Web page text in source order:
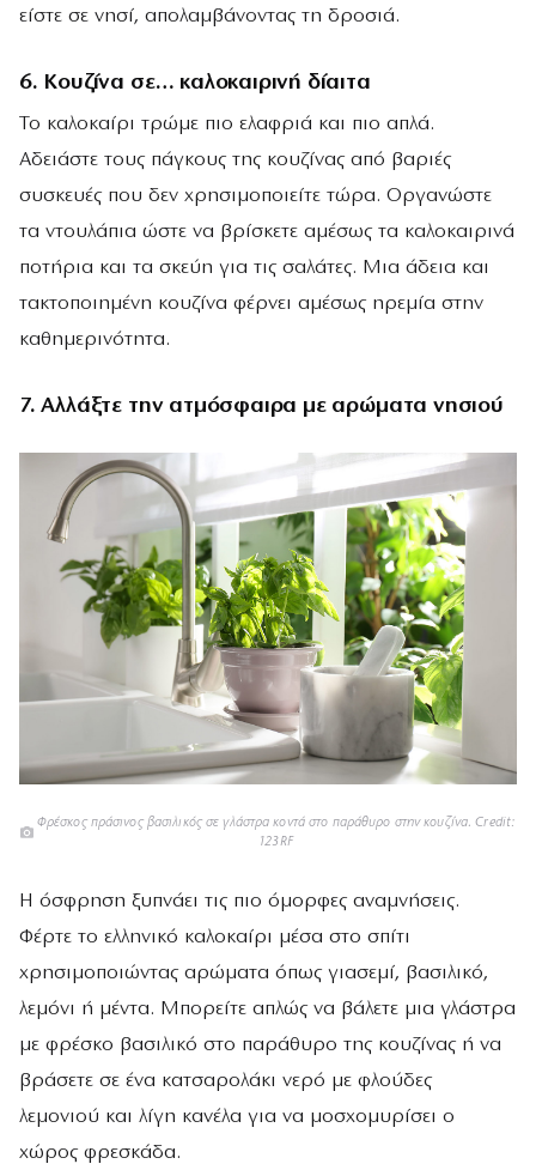
είστε σε νησί, απολαμβάνοντας τη δροσιά.
6. Κουζίνα σε… καλοκαιρινή δίαιτα
Το καλοκαίρι τρώμε πιο ελαφριά και πιο απλά.
Αδειάστε τους πάγκους της κουζίνας από βαριές
συσκευές που δεν χρησιμοποιείτε τώρα. Οργανώστε
τα ντουλάπια ώστε να βρίσκετε αμέσως τα καλοκαιρινά
ποτήρια και τα σκεύη για τις σαλάτες. Μια άδεια και
τακτοποιημένη κουζίνα φέρνει αμέσως ηρεμία στην
καθημερινότητα.
7. Αλλάξτε την ατμόσφαιρα με αρώματα νησιού
Φρέσκος πράσινος βασιλικός σε γλάστρα κοντά στο παράθυρο στην κουζίνα. Credit:
123RF
Η όσφρηση ξυπνάει τις πιο όμορφες αναμνήσεις.
Φέρτε το ελληνικό καλοκαίρι μέσα στο σπίτι
χρησιμοποιώντας αρώματα όπως γιασεμί, βασιλικό,
λεμόνι ή μέντα. Μπορείτε απλώς να βάλετε μια γλάστρα
με φρέσκο βασιλικό στο παράθυρο της κουζίνας ή να
βράσετε σε ένα κατσαρολάκι νερό με φλούδες
λεμονιού και λίγη κανέλα για να μοσχομυρίσει ο
χώρος φρεσκάδα.